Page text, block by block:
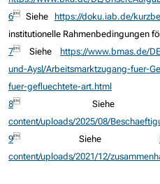
6 Siehe https://doku.iab.de/
institutionelle Rahmenbedingungen
7 Siehe https://www.bmas.de/
und-Aysl/Arbeitsmarktzugang-fuer-
fuer-gefluechtete-art.html
8
content/uploads/2025/08/
9 Siehe
content/uploads/2021/12/